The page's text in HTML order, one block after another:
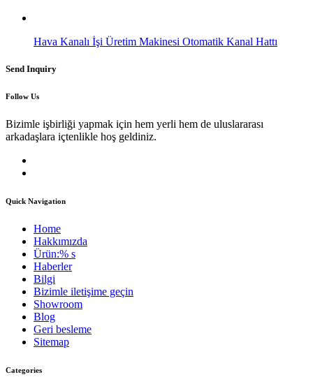
Hava Kanalı İşi Üretim Makinesi Otomatik Kanal Hattı
Send Inquiry
Follow Us
Bizimle işbirliği yapmak için hem yerli hem de uluslararası
arkadaşlara içtenlikle hoş geldiniz.
Quick Navigation
Home
Hakkımızda
Ürün:% s
Haberler
Bilgi
Bizimle iletişime geçin
Showroom
Blog
Geri besleme
Sitemap
Categories